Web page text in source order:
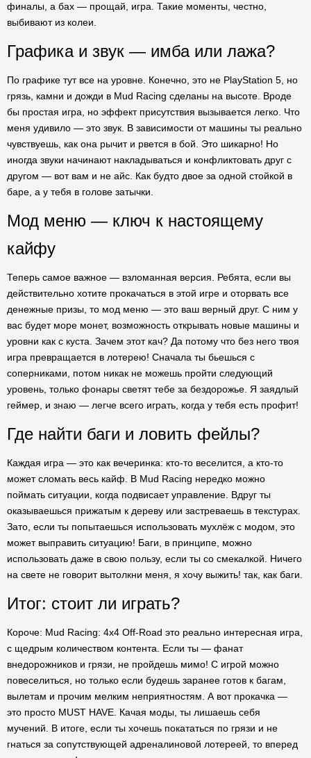
финалы, а бах — прощай, игра. Такие моменты, честно,
выбивают из колеи.
Графика и звук — имба или лажа?
По графике тут все на уровне. Конечно, это не PlayStation 5, но
грязь, камни и дожди в Mud Racing сделаны на высоте. Вроде
бы простая игра, но эффект присутствия вызывается легко. Что
меня удивило — это звук. В зависимости от машины ты реально
чувствуешь, как она рычит и рвется в бой. Это шикарно! Но
иногда звуки начинают накладываться и конфликтовать друг с
другом — вот вам и не айс. Как будто двое за одной стойкой в
баре, а у тебя в голове затычки.
Мод меню — ключ к настоящему
кайфу
Теперь самое важное — взломанная версия. Ребята, если вы
действительно хотите прокачаться в этой игре и оторвать все
денежные призы, то мод меню — это ваш верный друг. С ним у
вас будет море монет, возможность открывать новые машины и
уровни как с куста. Зачем этот кач? Да потому что без него твоя
игра превращается в лотерею! Сначала ты бьешься с
соперниками, потом никак не можешь пройти следующий
уровень, только фонары светят тебе за бездорожье. Я заядлый
геймер, и знаю — легче всего играть, когда у тебя есть профит!
Где найти баги и ловить фейлы?
Каждая игра — это как вечеринка: кто-то веселится, а кто-то
может сломать весь кайф. В Mud Racing нередко можно
поймать ситуации, когда подвисает управление. Вдруг ты
оказываешься прижатым к дереву или застреваешь в текстурах.
Зато, если ты попытаешься использовать мухлёж с модом, это
может выправить ситуацию! Баги, в принципе, можно
использовать даже в свою пользу, если ты со смекалкой. Ничего
на свете не говорит вытолкни меня, я хочу выжить! так, как баги.
Итог: стоит ли играть?
Короче: Mud Racing: 4x4 Off-Road это реально интересная игра,
с щедрым количеством контента. Если ты — фанат
внедорожников и грязи, не пройдешь мимо! С игрой можно
повеселиться, но только если будешь заранее готов к багам,
вылетам и прочим мелким неприятностям. А вот прокачка —
это просто MUST HAVE. Качая моды, ты лишаешь себя
мучений. В итоге, если ты хочешь покататься по грязи и не
гнаться за сопутствующей адреналиновой лотереей, то вперед